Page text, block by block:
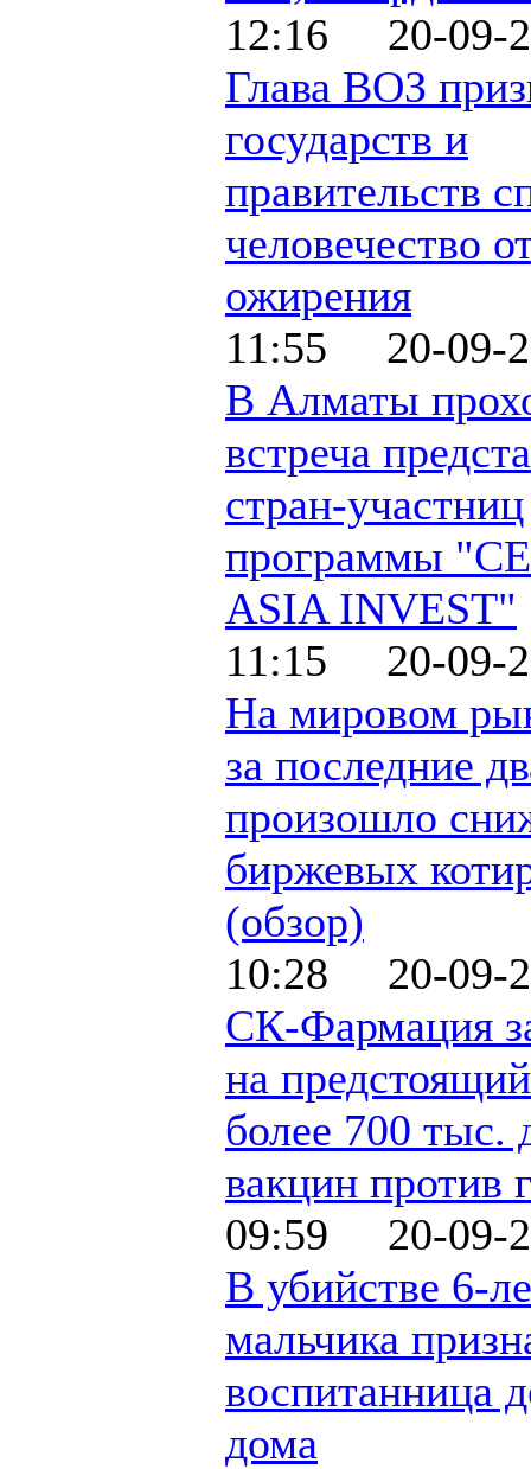
12:16 20-09-
Глава ВОЗ
государств и
правительств
человечество
ожирения
11:55 20-09-
В Алматы
встреча
стран-участниц
программы
ASIA INVEST"
11:15 20-09-
На мировом
за последние
произошло
биржевых
(обзор)
10:28 20-09-
СК-Фармация
на
более 700 тыс.
вакцин против
09:59 20-09-
В убийстве 6-
мальчика
воспитанница
дома